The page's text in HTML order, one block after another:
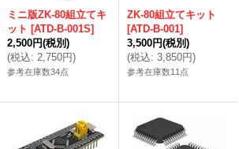
ミニ版ZK-80組立てキ
ット [ATD-B-001S]
2,500円(税別)
(税込: 2,750円)
参考在庫数34点
ZK-80組立てキット
[ATD-B-001]
3,500円(税別)
(税込: 3,850円)
参考在庫数11点